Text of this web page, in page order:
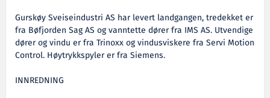
Gurskøy Sveiseindustri AS har levert landgangen, tredekket er
fra Bøfjorden Sag AS og vanntette dører fra IMS AS. Utvendige
dører og vindu er fra Trinoxx og vindusviskere fra Servi Motion
Control. Høytrykkspyler er fra Siemens.
INNREDNING